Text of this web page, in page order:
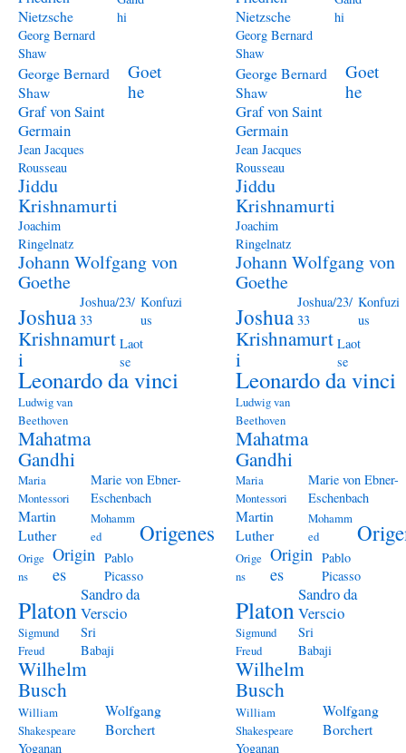
Nietzsche
hi
Georg Bernard
Shaw
George Bernard
Shaw
Goet
he
Graf von Saint
Germain
Jean Jacques
Rousseau
Jiddu
Krishnamurti
Joachim
Ringelnatz
Johann Wolfgang von
Goethe
Joshua
Joshua/23/
33
Konfuzi
us
Krishnamurt
i
Laot
se
Leonardo da vinci
Ludwig van
Beethoven
Mahatma
Gandhi
Maria
Montessori
Marie von Ebner-
Eschenbach
Martin
Luther
Mohamm
ed
Origenes
Orige
ns
Origin
es
Pablo
Picasso
Platon
Sandro da
Verscio
Sigmund
Freud
Sri
Babaji
Wilhelm
Busch
William
Shakespeare
Wolfgang
Borchert
Yoganan
Nietzsche
hi
Georg Bernard
Shaw
George Bernard
Shaw
Goet
he
Graf von Saint
Germain
Jean Jacques
Rousseau
Jiddu
Krishnamurti
Joachim
Ringelnatz
Johann Wolfgang von
Goethe
Joshua
Joshua/23/
33
Konfuzi
us
Krishnamurt
i
Laot
se
Leonardo da vinci
Ludwig van
Beethoven
Mahatma
Gandhi
Maria
Montessori
Marie von Ebner-
Eschenbach
Martin
Luther
Mohamm
ed
Orige
ns
Origin
es
Pablo
Picasso
Platon
Sandro da
Verscio
Sigmund
Freud
Sri
Babaji
Wilhelm
Busch
William
Shakespeare
Wolfgang
Borchert
Yoganan